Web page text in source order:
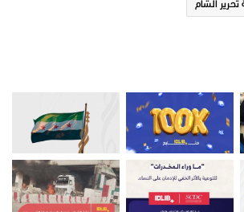
تحرير الشام